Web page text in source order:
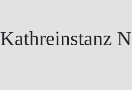
Kathreinstanz